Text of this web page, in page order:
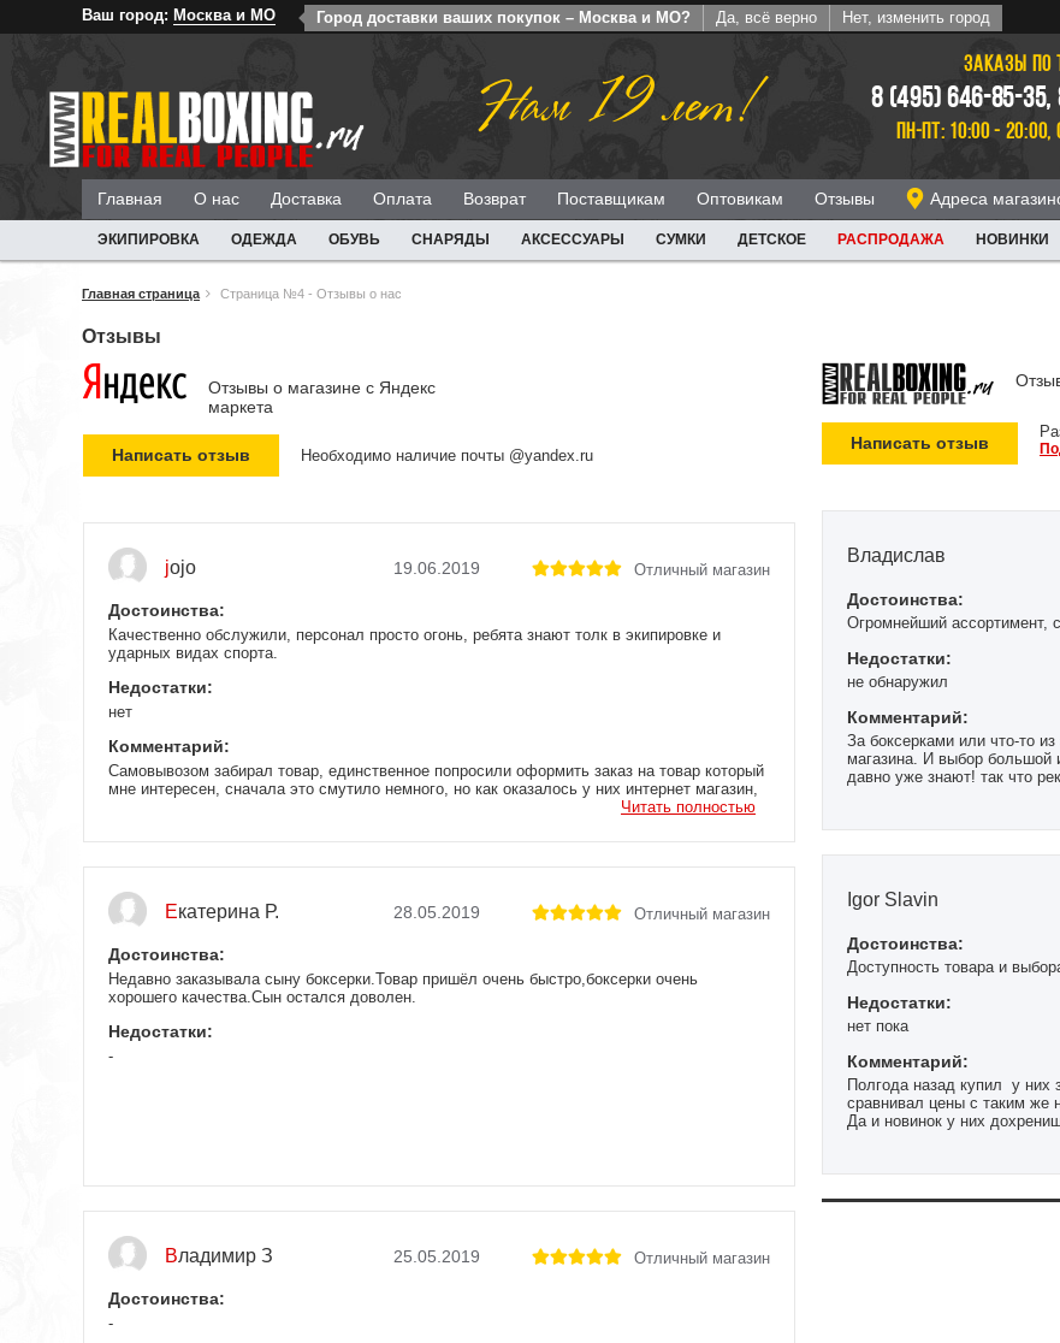
Ваш город: Москва и МО Город доставки ваших покупок – Москва и МО? Да, всё верно Нет, изменить город
Нам 19 лет! ЗАКАЗЫ ПО
8 (495) 646-85-35,
ПН-ПТ: 10:00 - 20:00,
Главная О нас Доставка Оплата Возврат Поставщикам Оптовикам Отзывы Адреса
ЭКИПИРОВКА ОДЕЖДА ОБУВЬ СНАРЯДЫ АКСЕССУАРЫ СУМКИ ДЕТСКОЕ РАСПРОДАЖА НОВИНКИ
Главная страница Страница №4 - Отзывы о нас
Отзывы
Отзывы о магазине c Яндекс
маркета
Необходимо наличие почты @yandex.ru
jojo 19.06.2019 Отличный магазин
Достоинства:
Качественно обслужили, персонал просто огонь, ребята знают толк в экипировке и
ударных видах спорта.
Недостатки:
нет
Комментарий:
Самовывозом забирал товар, единственное попросили оформить заказ на товар который
мне интересен, сначала это смутило немного, но как оказалось у них интернет магазин,
Читать полностью
Екатерина Р. 28.05.2019 Отличный магазин
Достоинства:
Недавно заказывала сыну боксерки.Товар пришёл очень быстро,боксерки очень
хорошего качества.Сын остался доволен.
Недостатки:
-
Владимир З 25.05.2019 Отличный магазин
Достоинства:
-
Написать отзыв
Владислав
Достоинства:
Огромнейший ассортимент,
Недостатки:
не обнаружил
Комментарий:
За боксерками или что-то из
магазина. И выбор большой
давно уже знают! так что
Igor Slavin
Достоинства:
Доступность товара и
Недостатки:
нет пока
Комментарий:
Полгода назад купил у них
сравнивал цены с таким же
Да и новинок у них